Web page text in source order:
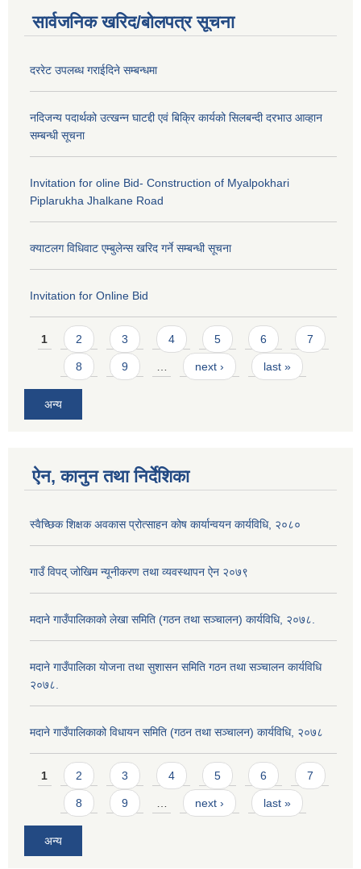
सार्वजनिक खरिद/बोलपत्र सूचना
दररेट उपलब्ध गराईदिने सम्बन्धमा
नदिजन्य पदार्थको उत्खन्न घाटद्दी एवं बिक्रि कार्यको सिलबन्दी दरभाउ आव्हान
सम्बन्धी सूचना
Invitation for oline Bid- Construction of Myalpokhari
Piplarukha Jhalkane Road
क्याटलग विधिवाट एम्बुलेन्स खरिद गर्ने सम्बन्धी सूचना
Invitation for Online Bid
Pages
1 2 3 4 5 6 7
8 9 … next › last »
अन्य
ऐन, कानुन तथा निर्देशिका
स्वैच्छिक शिक्षक अवकास प्रोत्साहन कोष कार्यान्वयन कार्यविधि, २०८०
गाउँ विपद् जोखिम न्यूनीकरण तथा व्यवस्थापन ऐन २०७९
मदाने गाउँपालिकाको लेखा समिति (गठन तथा सञ्चालन) कार्यविधि, २०७८.
मदाने गाउँपालिका योजना तथा सुशासन समिति गठन तथा सञ्चालन कार्यविधि
२०७८.
मदाने गाउँपालिकाको विधायन समिति (गठन तथा सञ्चालन) कार्यविधि, २०७८
Pages
1 2 3 4 5 6 7
8 9 … next › last »
अन्य